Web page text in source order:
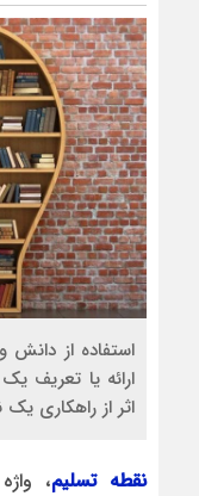
استفاده از دانش
ارائه یا تعریف
اثر از راهکاری
نقطه تسلیم،